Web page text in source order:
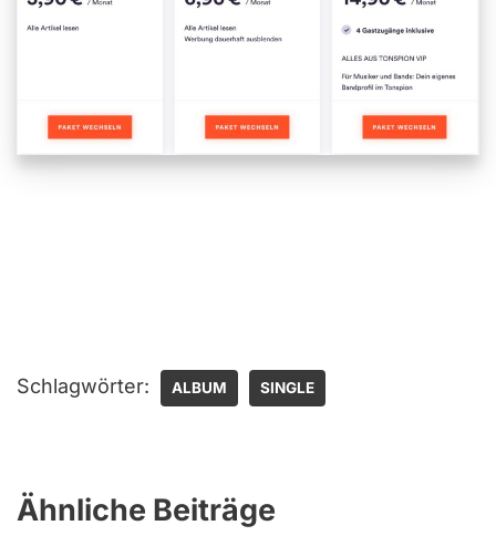
Schlagwörter: ALBUM SINGLE
Ähnliche Beiträge